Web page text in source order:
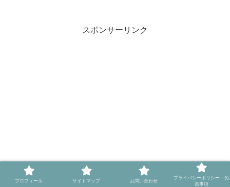
スポンサーリンク
プロフィール サイトマップ お問い合わせ
プライバシーポリシー・免
責事項